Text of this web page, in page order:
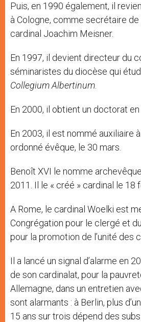
Puis, en 1990 également, il
à Cologne, comme secrétaire de
cardinal Joachim Meisner.
En 1997, il devient directeur du
séminaristes du diocèse qui
Collegium Albertinum
En 2000, il obtient un doctorat en
En 2003, il est nommé auxiliaire
ordonné évêque, le 30 mars.
Benoît XVI le nomme
2011. Il le « créé » cardinal le 18
A Rome, le cardinal Woelki est
Congrégation pour le clergé et
pour la promotion de l’unité des
Il a lancé un signal d’alarme en
de son cardinalat, pour la
Allemagne, dans un entretien
sont alarmants : à Berlin, plus
15 ans sur trois dépend des